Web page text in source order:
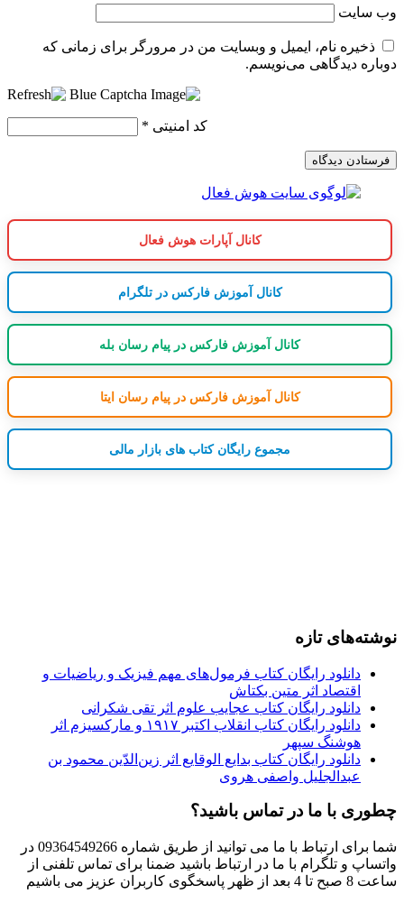
وب‌ سایت
ذخیره نام، ایمیل و وبسایت من در مرورگر برای زمانی که
دوباره دیدگاهی می‌نویسم.
کد امنیتی *
کانال آپارات هوش فعال
کانال آموزش فارکس در تلگرام
کانال آموزش فارکس در پیام رسان بله
کانال آموزش فارکس در پیام رسان ایتا
مجموع رایگان کتاب های بازار مالی
نوشته‌های تازه
دانلود رایگان کتاب فرمول‌های مهم فیزیک و ریاضیات و
اقتصاد اثر متین بکتاش
دانلود رایگان کتاب عجایب علوم اثر تقی شکرانی
دانلود رایگان کتاب انقلاب اکتبر ۱۹۱۷ و مارکسیزم اثر
هوشنگ سپهر
دانلود رایگان کتاب بدایع الوقایع اثر زین‌الدّین محمود بن
عبدالجلیل واصفی هروی
چطوری با ما در تماس باشید؟
شما برای ارتباط با ما می توانید از طریق شماره 09364549266 در
واتساپ و تلگرام با ما در ارتباط باشید ضمنا برای تماس تلفنی از
ساعت 8 صبح تا 4 بعد از ظهر پاسخگوی کاربران عزیز می باشیم